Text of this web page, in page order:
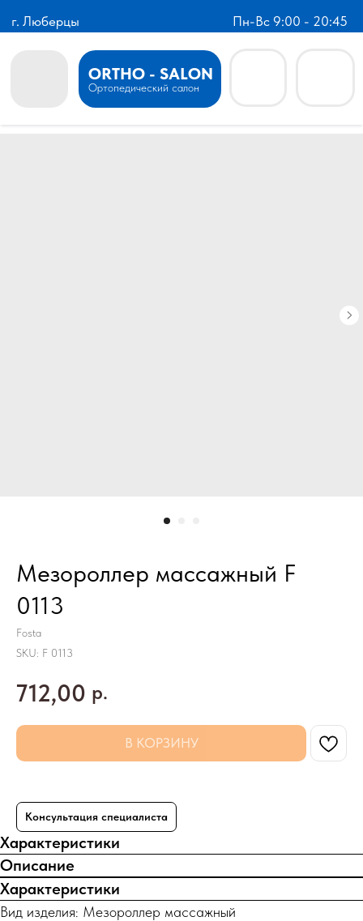
г. Люберцы Пн-Вс 9:00 - 20:45
ORTHO - SALON
Ортопедический салон
Мезороллер массажный F
0113
Fosta
SKU: F 0113
712,00 р.
В КОРЗИНУ
Консультация специалиста
Характеристики
Описание
Характеристики
Вид изделия: Мезороллер массажный